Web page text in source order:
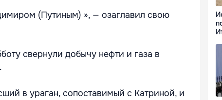
(Путиным) », — озаглавил свою
свернули добычу нефти и газа в
в ураган, сопоставимый с Катриной, и